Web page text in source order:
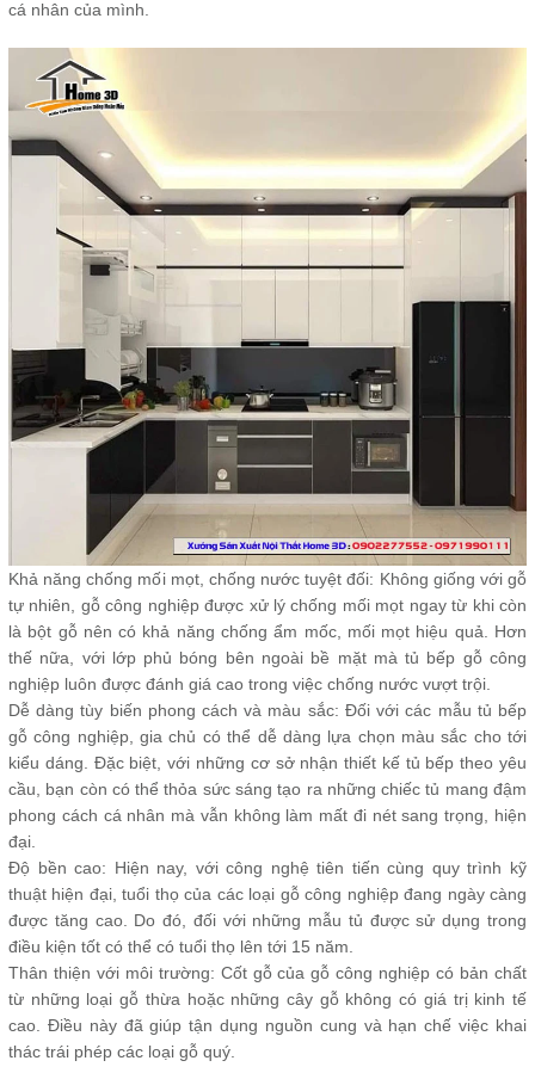
cá nhân của mình.
Khả năng chống mối mọt, chống nước tuyệt đối: Không giống với gỗ
tự nhiên, gỗ công nghiệp được xử lý chống mối mọt ngay từ khi còn
là bột gỗ nên có khả năng chống ẩm mốc, mối mọt hiệu quả. Hơn
thế nữa, với lớp phủ bóng bên ngoài bề mặt mà tủ bếp gỗ công
nghiệp luôn được đánh giá cao trong việc chống nước vượt trội.
Dễ dàng tùy biến phong cách và màu sắc: Đối với các mẫu tủ bếp
gỗ công nghiệp, gia chủ có thể dễ dàng lựa chọn màu sắc cho tới
kiểu dáng. Đặc biệt, với những cơ sở nhận thiết kế tủ bếp theo yêu
cầu, bạn còn có thể thỏa sức sáng tạo ra những chiếc tủ mang đậm
phong cách cá nhân mà vẫn không làm mất đi nét sang trọng, hiện
đại.
Độ bền cao: Hiện nay, với công nghệ tiên tiến cùng quy trình kỹ
thuật hiện đại, tuổi thọ của các loại gỗ công nghiệp đang ngày càng
được tăng cao. Do đó, đối với những mẫu tủ được sử dụng trong
điều kiện tốt có thể có tuổi thọ lên tới 15 năm.
Thân thiện với môi trường: Cốt gỗ của gỗ công nghiệp có bản chất
từ những loại gỗ thừa hoặc những cây gỗ không có giá trị kinh tế
cao. Điều này đã giúp tận dụng nguồn cung và hạn chế việc khai
thác trái phép các loại gỗ quý.